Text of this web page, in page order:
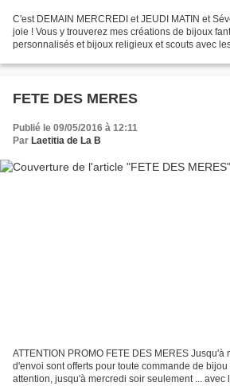
C'est DEMAIN MERCREDI et JEUDI MATIN et
joie ! Vous y trouverez mes créations de bijoux
personnalisés et bijoux religieux et scouts avec
FETE DES MERES
Publié le 09/05/2016 à 12:11
Par Laetitia de La B
ATTENTION PROMO FETE DES MERES
d'envoi sont offerts pour toute commande de
attention, jusqu'à mercredi soir seulement ... avec